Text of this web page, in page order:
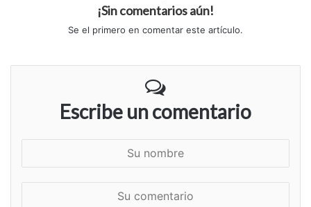
¡Sin comentarios aún!
Se el primero en comentar este artículo.
Escribe un comentario